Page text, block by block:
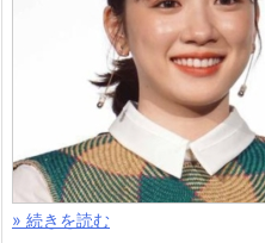
» 続きを読む